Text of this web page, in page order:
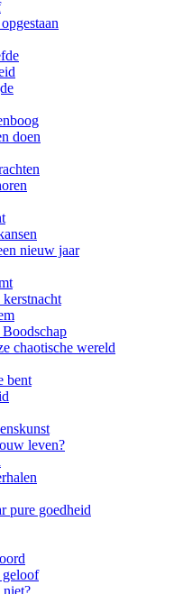
doen
nieuw jaar
chaotische wereld
bent
leven?
pure goedheid
geloof